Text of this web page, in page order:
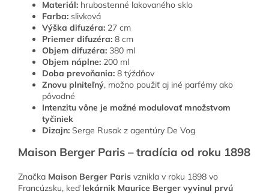
Materiál: hrubostenné lakovaného sklo
Farba: slivková
Výška difuzéra: 27 cm
Priemer difuzéra: 8 cm
Objem difuzéra: 380 ml
Objem náplne: 200 ml
Doba prevoňania: 8 týždňov
Znovu plniteľný, možno použiť aj iné parfémy ako
pôvodné
Intenzitu vône je možné modulovať množstvom
tyčiniek
Dizajn: Serge Rusak z agentúry De Vog
Maison Berger Paris – tradícia od roku 1898
Značka Maison Berger Paris vznikla v roku 1898 vo
Francúzsku, keď lekárnik Maurice Berger vyvinul prvú